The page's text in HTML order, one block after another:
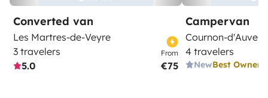
Converted van
Les Martres-de-Veyre
3 travelers
5.0
From
€75
Campervan
Cournon-
4 travelers
NewBest Owner